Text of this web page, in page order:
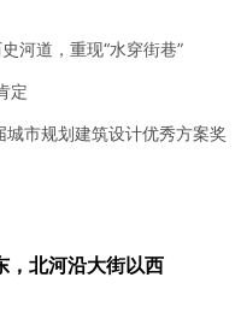
河道，重现“水穿街巷”
定
城市规划建筑设计优秀方案奖
，北河沿大街以西